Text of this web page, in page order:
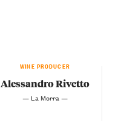
WINE PRODUCER
Alessandro Rivetto
— La Morra —